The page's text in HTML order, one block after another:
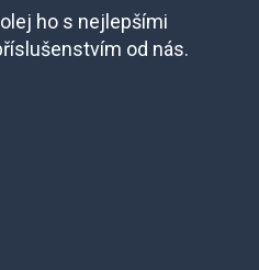
ho s nejlepšími
od nás.